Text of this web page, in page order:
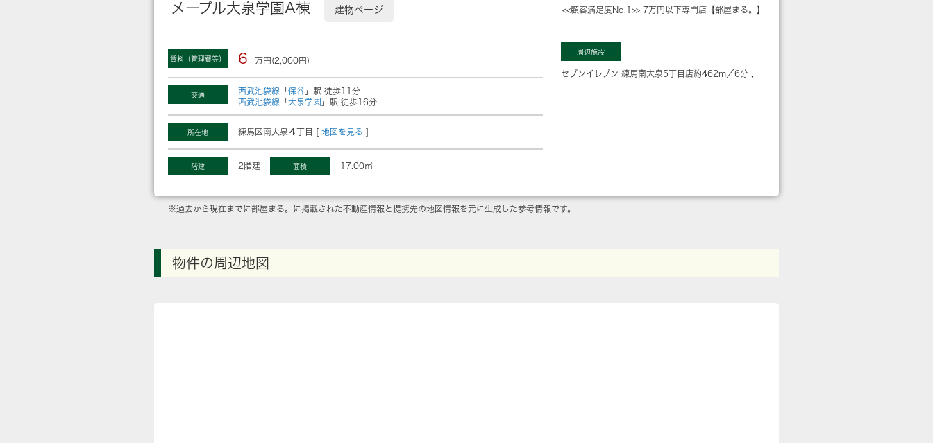
メープル大泉学園A棟 建物ページ <<顧客満足度No.1>> 7万円以下専門店【部屋まる。】
賃料（管理費等） 6 万円(2,000円)
交通 西武池袋線 「 保谷 」駅 徒歩11分
西武池袋線 「 大泉学園 」駅 徒歩16分
所在地 練馬区南大泉４丁目 [ 地図を見る ]
階建 2階建 面積 17.00㎡
周辺施設
セブンイレブン 練馬南大泉5丁目店約462m／6分
※過去から現在までに部屋まる。に掲載された不動産情報と提携先の地図情報を元に生成した参考情報です。
物件の周辺地図